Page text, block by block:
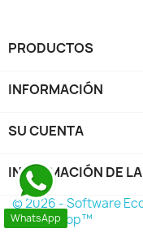
PRODUCTOS
INFORMACIÓN
SU CUENTA
INFORMACIÓN DE
WhatsApp
© 2026 - Software
PrestaShop™